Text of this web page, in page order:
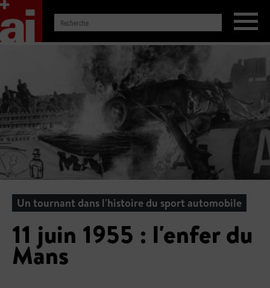
Un tournant dans l'histoire du sport automobile
11 juin 1955 : l'enfer du
Mans